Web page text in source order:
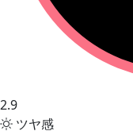
2.9
ツヤ感